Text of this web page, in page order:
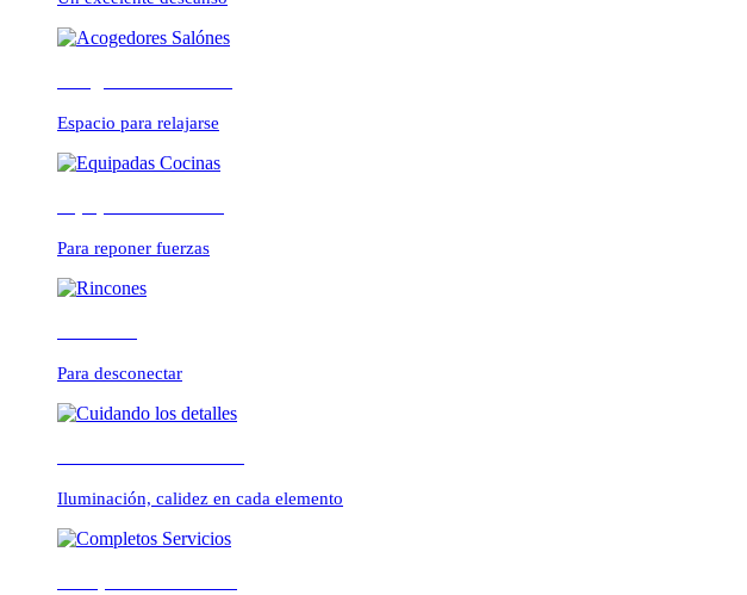
CONFORTABLE
ambientes cálidos y relajados
Espacio para relajarse
Para reponer fuerzas
Para desconectar
Iluminación, calidez en cada elemento